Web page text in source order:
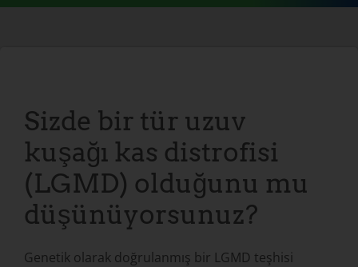
Sizde bir tür uzuv
kuşağı kas distrofisi
(LGMD) olduğunu mu
düşünüyorsunuz?
Genetik olarak doğrulanmış bir LGMD teşhisi